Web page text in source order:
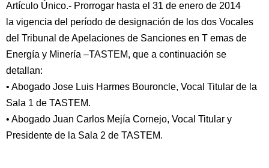
Artículo Único.- Prorrogar hasta el 31 de enero de 2014
la vigencia del período de designación de los dos Vocales
del Tribunal de Apelaciones de Sanciones en T emas de
Energía y Minería –TASTEM, que a continuación se
detallan:
• Abogado Jose Luis Harmes Bouroncle, Vocal Titular de la
Sala 1 de TASTEM.
• Abogado Juan Carlos Mejía Cornejo, Vocal Titular y
Presidente de la Sala 2 de TASTEM.